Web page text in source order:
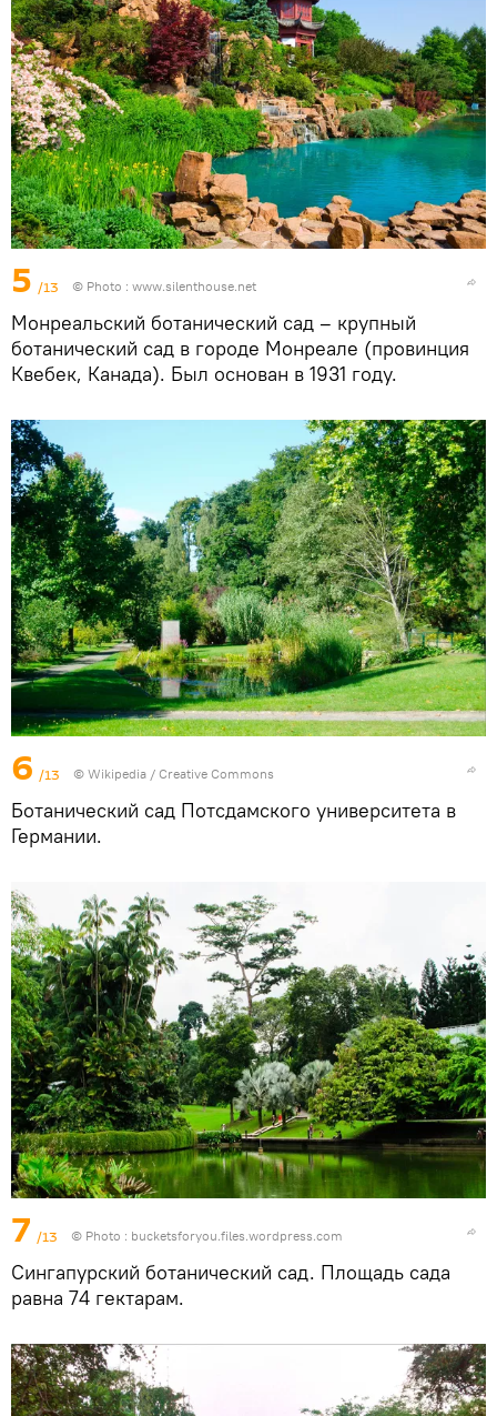
5 /13 © Photo : www.silenthouse.net
Монреальский ботанический сад – крупный
ботанический сад в городе Монреале (провинция
Квебек, Канада). Был основан в 1931 году.
6 /13 © Wikipedia / Creative Commons
Ботанический сад Потсдамского университета в
Германии.
7 /13 © Photo : bucketsforyou.files.wordpress.com
Сингапурский ботанический сад. Площадь сада
равна 74 гектарам.